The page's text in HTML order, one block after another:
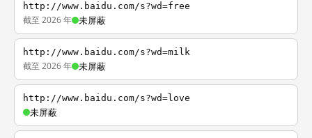
http://www.baidu.com/s?wd=free
截至 2026 年 未屏蔽
http://www.baidu.com/s?wd=milk
截至 2026 年 未屏蔽
http://www.baidu.com/s?wd=love
未屏蔽